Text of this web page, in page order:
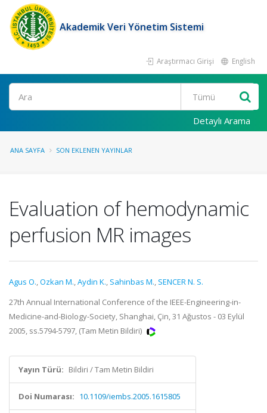
Akademik Veri Yönetim Sistemi
Araştırmacı Girişi English
Ara
Detaylı Arama
ANA SAYFA SON EKLENEN YAYINLAR
Evaluation of hemodynamic
perfusion MR images
Agus O.,Ozkan M.,Aydin K., Sahinbas M., SENCER N. S.
27th Annual International Conference of the IEEE-Engineering-in-
Medicine-and-Biology-Society, Shanghai, Çin, 31 Ağustos - 03 Eylül
2005, ss.5794-5797, (Tam Metin Bildiri)
Yayın Türü: Bildiri / Tam Metin Bildiri
Doi Numarası: 10.1109/iembs.2005.1615805